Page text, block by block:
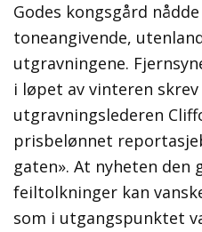
Godes kongsgård
toneangivende,
utgravningene.
i løpet av vinteren
utgravningslederen
prisbelønnet
gaten». At nyheten
feiltolkninger kan
som i utgangspunktet